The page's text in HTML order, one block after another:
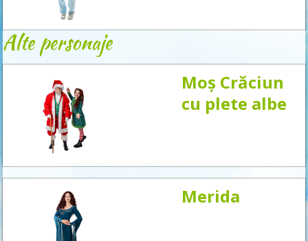
Alte personaje
Moș Crăciun
cu plete albe
Merida